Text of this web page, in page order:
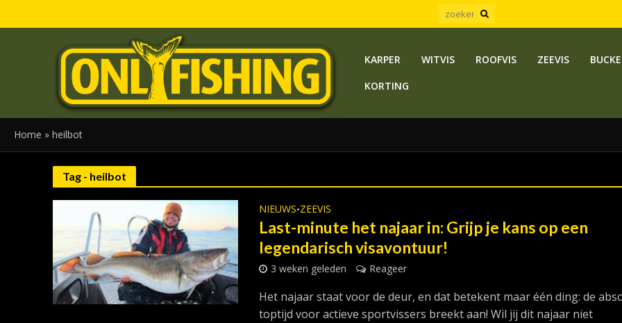
KARPER WITVIS ROOFVIS ZEEVIS
KORTING
Home » heilbot
Tag - heilbot
NIEUWS•ZEEVIS
Last-minute het najaar in: Grijp je kans op een
legendarisch visavontuur!
3 weken geleden Reageer
Het najaar staat voor de deur, en dat betekent maar één ding: de
toptijd voor actieve sportvissers breekt aan! Wil jij dit najaar niet